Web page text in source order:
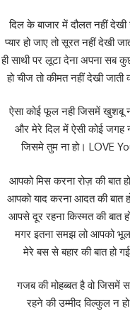
दिल के बाजार में दौलत नहीं देखी
प्यार हो जाए तो सूरत नहीं देखी
ही साथी पर लूटा देना अपना सब
हो चीज तो कीमत नहीं देखी जाती
ऐसा कोई फूल नही जिसमें खुशबू
और मेरे दिल में ऐसी कोई जगह
जिसमे तुम ना हो। LOVE
आपको मिस करना रोज़ की बात
आपको याद करना आदत की बात
आपसे दूर रहना किस्मत की बात
मगर इतना समझ लो आपको
मेरे बस से बहार की बात हो
गजब की मोहब्बत है वो जिसमें
रहने की उम्मीद विल्कुल न हो